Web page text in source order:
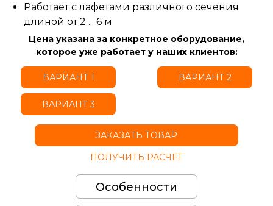
Работает с лафетами различного сечения
длиной от 2 ... 6 м
Цена указана за конкретное оборудование,
которое уже работает у наших клиентов:
ВАРИАНТ 1 ВАРИАНТ 2
ВАРИАНТ 3
ЗАКАЗАТЬ ТОВАР
ПОЛУЧИТЬ РАСЧЕТ
Особенности